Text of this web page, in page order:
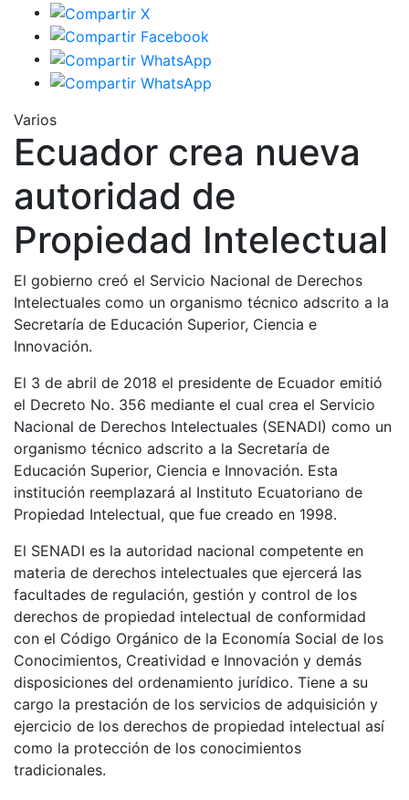
Varios
Ecuador crea nueva
autoridad de
Propiedad Intelectual
El gobierno creó el Servicio Nacional de Derechos
Intelectuales como un organismo técnico adscrito a la
Secretaría de Educación Superior, Ciencia e
Innovación.
El 3 de abril de 2018 el presidente de Ecuador emitió
el Decreto No. 356 mediante el cual crea el Servicio
Nacional de Derechos Intelectuales (SENADI) como un
organismo técnico adscrito a la Secretaría de
Educación Superior, Ciencia e Innovación. Esta
institución reemplazará al Instituto Ecuatoriano de
Propiedad Intelectual, que fue creado en 1998.
El SENADI es la autoridad nacional competente en
materia de derechos intelectuales que ejercerá las
facultades de regulación, gestión y control de los
derechos de propiedad intelectual de conformidad
con el Código Orgánico de la Economía Social de los
Conocimientos, Creatividad e Innovación y demás
disposiciones del ordenamiento jurídico. Tiene a su
cargo la prestación de los servicios de adquisición y
ejercicio de los derechos de propiedad intelectual así
como la protección de los conocimientos
tradicionales.